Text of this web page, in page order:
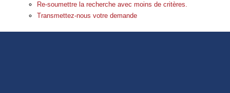
Re-soumettre la recherche avec moins de critères.
Transmettez-nous votre demande